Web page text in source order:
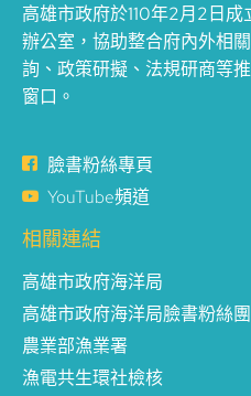
高雄市政府於110年2月2日
辦公室，協助整合府內外相
詢、政策研擬、法規研商等
窗口。
臉書粉絲專頁
YouTube頻道
相關連結
高雄市政府海洋局
高雄市政府海洋局臉書粉絲團
農業部漁業署
漁電共生環社檢核